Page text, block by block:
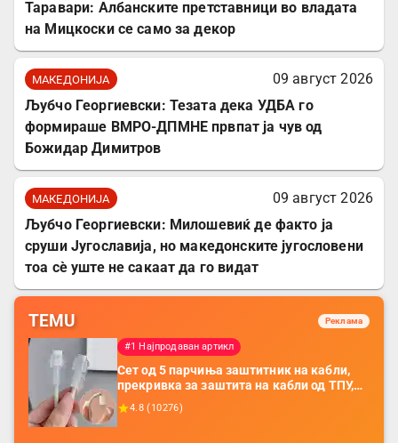
Таравари: Албанските претставници во владата
на Мицкоски се само за декор
МАКЕДОНИЈА
09 август 2026
Љубчо Георгиевски: Тезата дека УДБА го
формираше ВМРО-ДПМНЕ првпат ја чув од
Божидар Димитров
МАКЕДОНИЈА
09 август 2026
Љубчо Георгиевски: Милошевиќ де факто ја
сруши Југославија, но македонските југословени
тоа сè уште не сакаат да го видат
TEMU Реклама
#1 Најпродаван артикл
Сет од 5 парчиња заштитник на кабли,
прекривка за заштита на кабли од ТПУ,
додатоци за заштита на кабли, без
батерија, за мобилни телефони, комплет
4.8 ( 10276)